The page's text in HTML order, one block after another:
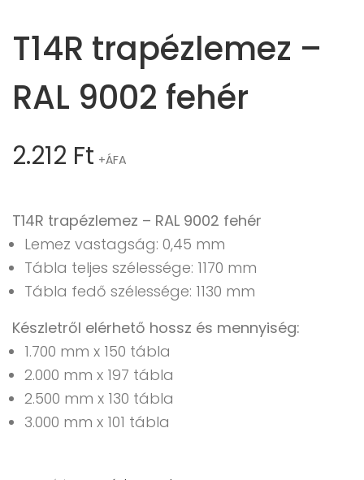
T14R trapézlemez –
RAL 9002 fehér
2.212 Ft +ÁFA
T14R trapézlemez – RAL 9002 fehér
Lemez vastagság: 0,45 mm
Tábla teljes szélessége: 1170 mm
Tábla fedő szélessége: 1130 mm
Készletről elérhető hossz és mennyiség:
1.700 mm x 150 tábla
2.000 mm x 197 tábla
2.500 mm x 130 tábla
3.000 mm x 101 tábla